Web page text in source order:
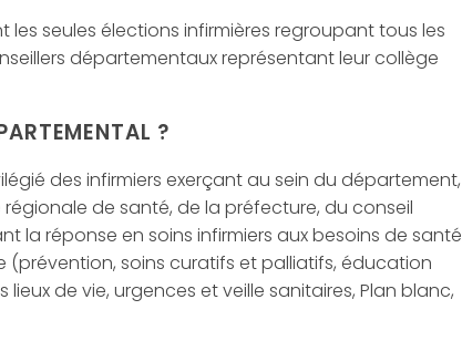
seules élections infirmières regroupant tous les
départementaux représentant leur collège
?
des infirmiers exerçant au sein du département,
de santé, de la préfecture, du conseil
la réponse en soins infirmiers aux besoins de santé
soins curatifs et palliatifs, éducation
de vie, urgences et veille sanitaires, Plan blanc,